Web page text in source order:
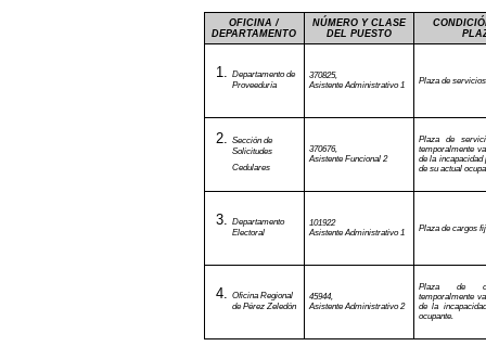
OFICINA /
DEPARTAMENTO
NÚMERO Y CLASE
DEL PUESTO
Departamento de
Proveeduría
370825,
Asistente Administrativo 1
Plaza de
Sección de
Solicitudes
Cedulares
370676,
Asistente Funcional 2
Plaza de
temporalmente
de la incapacidad
de su actual
Departamento
Electoral
101922
Asistente Administrativo 1
Plaza de cargos
Oficina Regional
de Pérez Zeledón
45944,
Asistente Administrativo 2
Plaza de
temporalmente
de la
ocupante.